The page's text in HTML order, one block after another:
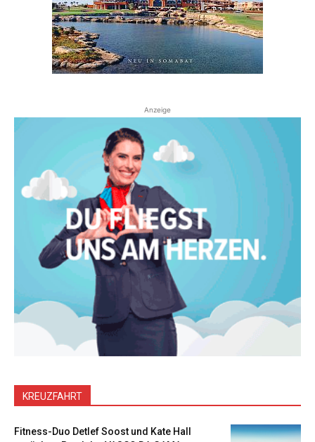
Anzeige
KREUZFAHRT
Fitness-Duo Detlef Soost und Kate Hall